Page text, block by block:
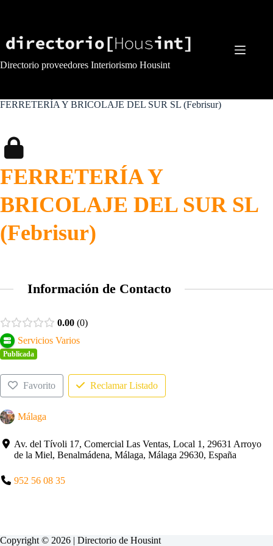
Directorio proveedores Interiorismo Housint
FERRETERÍA Y BRICOLAJE DEL SUR SL (Febrisur)
FERRETERÍA Y
BRICOLAJE DEL SUR SL
(Febrisur)
Información de Contacto
0.00 0
Servicios Varios
Publicada
Favorito Reclamar Listado
Málaga
Av. del Tívoli 17, Comercial Las Ventas, Local 1, 29631 Arroyo
de la Miel, Benalmádena, Málaga, Málaga 29630, España
952 56 08 35
Copyright © 2026 | Directorio de Housint